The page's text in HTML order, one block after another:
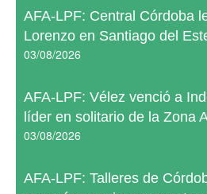
AFA-LPF: Central Córdoba
Lorenzo en Santiago del
03/08/2026
AFA-LPF: Vélez venció a
líder en solitario de la Zona
03/08/2026
AFA-LPF: Talleres de